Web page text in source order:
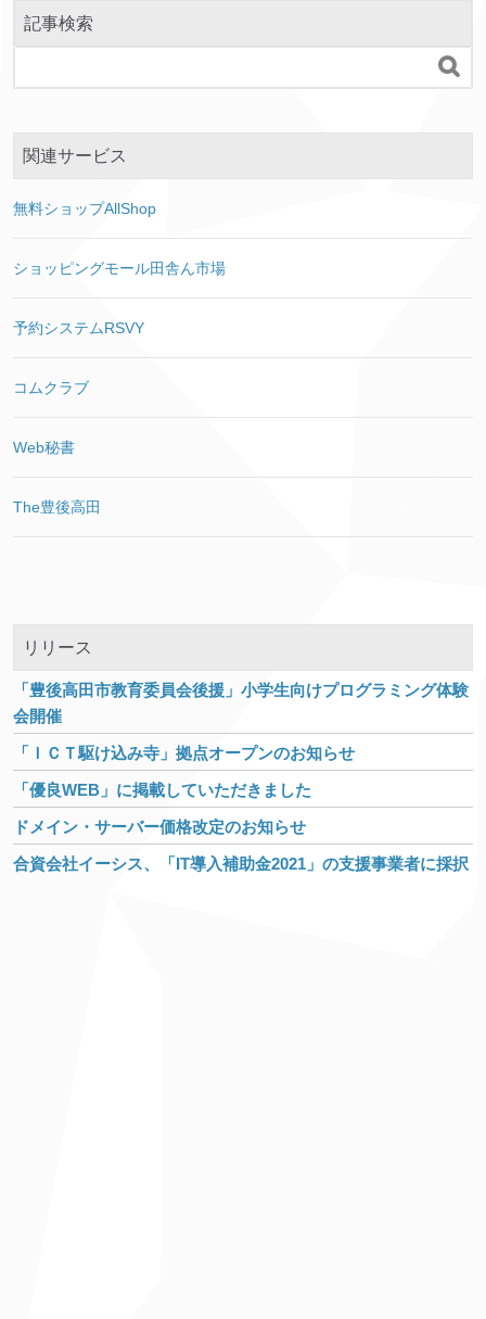
記事検索

関連サービス
無料ショップAllShop
ショッピングモール田舎ん市場
予約システムRSVY
コムクラブ
Web秘書
The豊後高田
リリース
「豊後高田市教育委員会後援」小学生向けプログラミング体験
会開催
「ＩＣＴ駆け込み寺」拠点オープンのお知らせ
「優良WEB」に掲載していただきました
ドメイン・サーバー価格改定のお知らせ
合資会社イーシス、「IT導入補助金2021」の支援事業者に採択